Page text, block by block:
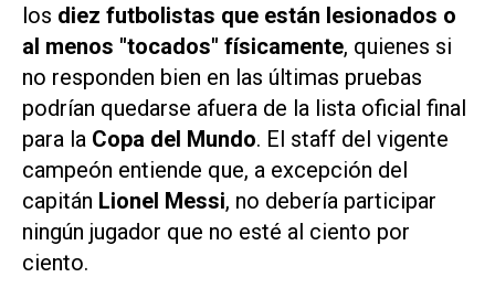
los diez futbolistas que están lesionados o
al menos "tocados" físicamente, quienes si
no responden bien en las últimas pruebas
podrían quedarse afuera de la lista oficial final
para la Copa del Mundo. El staff del vigente
campeón entiende que, a excepción del
capitán Lionel Messi, no debería participar
ningún jugador que no esté al ciento por
ciento.